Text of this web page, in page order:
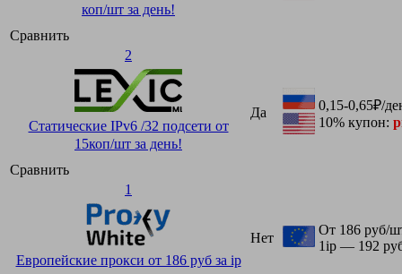
коп/шт за день!
Сравнить
2
Статические IPv6 /32 подсети от
15коп/шт за день!
Сравнить
Да
0,15-0,65₽/
10% купон:
1
Европейские прокси от 186 руб за ip
Нет
От 186 руб/
1ip — 192